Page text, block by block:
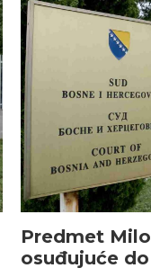
Predmet
osuđujuće